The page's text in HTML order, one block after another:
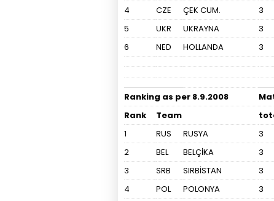
4
CZE ÇEK CUM. 3
5
UKR UKRAYNA 3
6
NED HOLLANDA 3
Ranking as per 8.9.2008
Rank
Team
1
RUS RUSYA 3
2
BEL BELÇİKA 3
3
SRB SIRBİSTAN 3
4
POL POLONYA 3